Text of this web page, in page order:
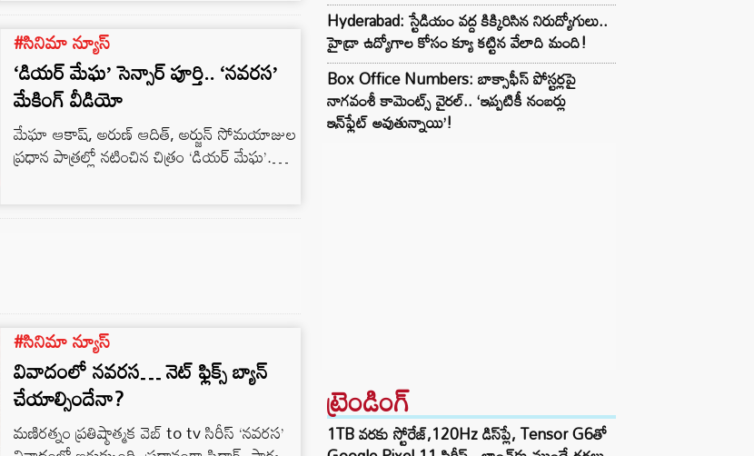
#సినిమా న్యూస్
‘డియర్ మేఘ’ సెన్సార్ పూర్తి.. ‘నవరస’
మేకింగ్‌ వీడియో
మేఘా ఆకాష్, అరుణ్ ఆదిత్, అర్జున్ సోమయాజుల
ప్రధాన పాత్రల్లో నటించిన చిత్రం ‘డియర్ మేఘ’.
సుశాంత్ రెడ్డి దర్శకత్వంలో తెరకెక్కిన ఈ చిత్రాన్ని
చిత్రం సెన్సార్ కార్యక్రమాలు పూర్తి చేసుకుని, సెన్సార్
ప్రకటించారు. ఈ నేపథ్యంలో ‘డియర్ మేఘ’ మేకర్స్
ప్రమోషన్…
#సినిమా న్యూస్
వివాదంలో నవరస… నెట్ ఫ్లిక్స్ బ్యాన్
చేయాల్సిందేనా?
మణిరత్నం ప్రతిష్ఠాత్మక వెబ్ to tv సిరీస్ ‘నవరస’
Hyderabad: స్టేడియం వద్ద కిక్కిరిసిన నిరుద్యోగులు..
హైడ్రా ఉద్యోగాల కోసం క్యూ కట్టిన వేలాది మంది!
Box Office Numbers: బాక్సాఫీస్ పోస్టర్లపై
నాగవంశీ కామెంట్స్ వైరల్.. ‘ఇప్పటికీ నంబర్లు
ఇన్‌ఫ్లేట్ అవుతున్నాయి’!
ట్రెండింగ్‌
1TB వరకు స్టోరేజ్,120Hz డిస్‌ప్లే, Tensor G6తో